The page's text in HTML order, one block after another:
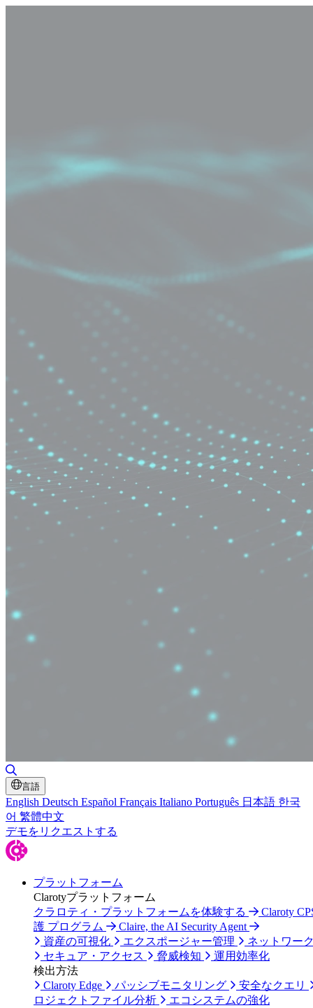
言語
English Deutsch Español Français Italiano Português 日本語 한국
어 繁體中文
デモをリクエストする
プラットフォーム
Clarotyプラットフォーム
クラロティ・プラットフォームを体験する
Claroty
護 プログラム
Claire, the AI Security Agent
資産の可視化
エクスポージャー管理
ネットワー
セキュア・アクセス
脅威検知
運用効率化
検出方法
Claroty Edge
パッシブモニタリング
安全なクエリ
ロジェクトファイル分析
エコシステムの強化